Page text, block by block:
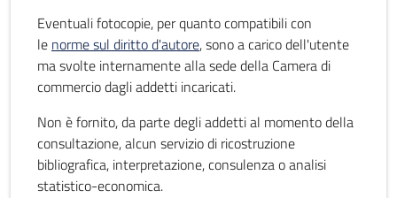
Eventuali fotocopie, per quanto compatibili con
le norme sul diritto d'autore, sono a carico dell'utente
ma svolte internamente alla sede della Camera di
commercio dagli addetti incaricati.
Non è fornito, da parte degli addetti al momento della
consultazione, alcun servizio di ricostruzione
bibliografica, interpretazione, consulenza o analisi
statistico-economica.